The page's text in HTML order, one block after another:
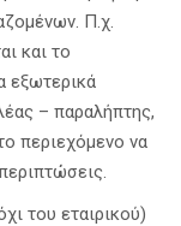
Π.χ.
και το
εξωτερικά
– παραλήπτης,
περιεχόμενο να
του εταιρικού)